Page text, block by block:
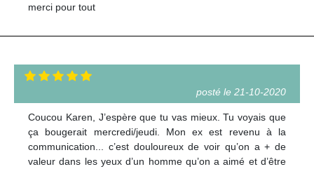
merci pour tout
posté le 21-10-2020
Coucou Karen, J’espère que tu vas mieux. Tu voyais que
ça bougerait mercredi/jeudi. Mon ex est revenu à la
communication... c’est douloureux de voir qu’on a + de
valeur dans les yeux d’un homme qu’on a aimé et d’être